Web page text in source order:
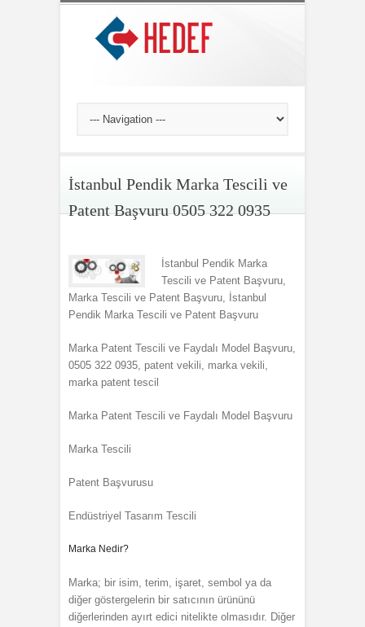
İstanbul Pendik Marka Tescili ve
Patent Başvuru 0505 322 0935
İstanbul Pendik Marka
Tescili ve Patent Başvuru,
Marka Tescili ve Patent Başvuru, İstanbul
Pendik Marka Tescili ve Patent Başvuru
Marka Patent Tescili ve Faydalı Model Başvuru,
0505 322 0935, patent vekili, marka vekili,
marka patent tescil
Marka Patent Tescili ve Faydalı Model Başvuru
Marka Tescili
Patent Başvurusu
Endüstriyel Tasarım Tescili
Marka Nedir?
Marka; bir isim, terim, işaret, sembol ya da
diğer göstergelerin bir satıcının ürününü
diğerlerinden ayırt edici nitelikte olmasıdır. Diğer